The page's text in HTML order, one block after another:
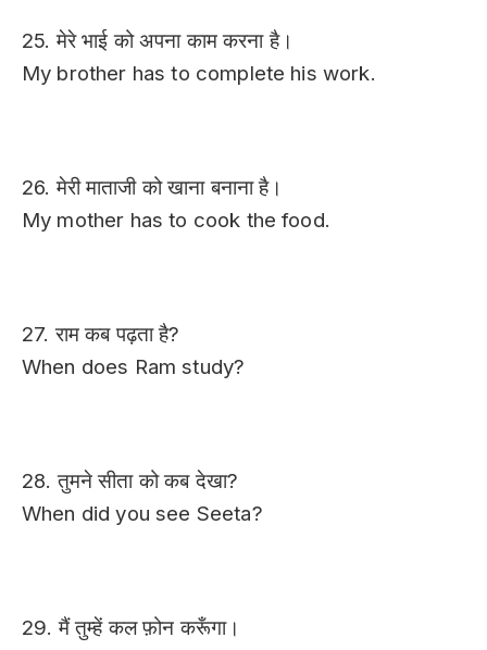
25. मेरे भाई को अपना काम करना है।
My brother has to complete his work.
26. मेरी माताजी को खाना बनाना है।
My mother has to cook the food.
27. राम कब पढ़ता है?
When does Ram study?
28. तुमने सीता को कब देखा?
When did you see Seeta?
29. मैं तुम्हें कल फ़ोन करूँगा।